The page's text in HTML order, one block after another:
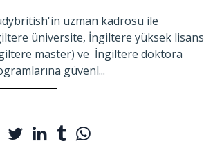
uzman kadrosu ile
üniversite, İngiltere yüksek lisans
master) ve İngiltere doktora
güvenl...